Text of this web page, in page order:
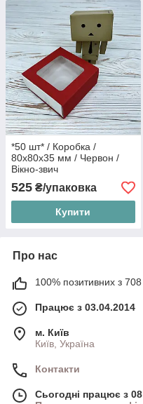
*50 шт* / Коробка /
80х80х35 мм / Червон /
Вікно-звич
525 ₴/упаковка
Купити
Про нас
100% позитивних з 708
Працює з 03.04.2014
м. Київ
Київ, Україна
Контакти
Сьогодні працює з